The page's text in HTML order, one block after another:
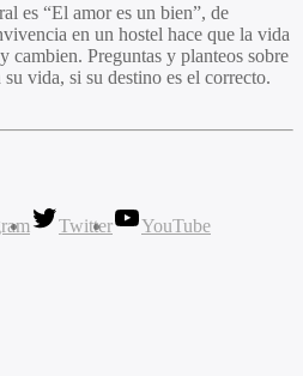
es “El amor es un bien”, de
en un hostel hace que la vida
cambien. Preguntas y planteos sobre
vida, si su destino es el correcto.
Twitter
YouTube